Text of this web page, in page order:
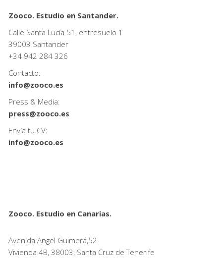
Zooco. Estudio en Santander.
Calle Santa Lucía 51, entresuelo 1
39003 Santander
+34 942 284 326
Contacto:
info@zooco.es
Press & Media:
press@zooco.es
Envía tu CV:
info@zooco.es
Zooco. Estudio en Canarias.
Avenida Angel Guimerá,52
Vivienda 4B, 38003, Santa Cruz de Tenerife